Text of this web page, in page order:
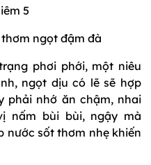
ngọt đậm đà
phơi phới, một niêu
ngọt dịu có lẽ sẽ hợp
phải nhớ ăn chậm, nhai
nấm bùi bùi, ngậy mà
nước sốt thơm nhẹ khiến